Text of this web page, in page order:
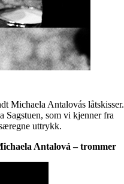
Michaela Antalovás låtskisser.
Sagstuen, som vi kjenner fra
uttrykk.
Antalová – trommer